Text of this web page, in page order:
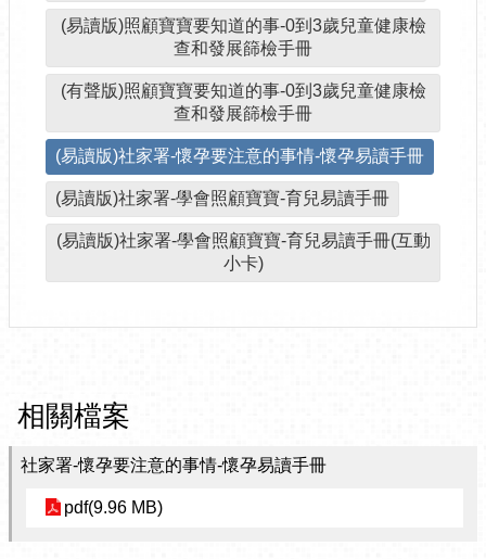
(易讀版)照顧寶寶要知道的事-0到3歲兒童健康檢
查和發展篩檢手冊
(有聲版)照顧寶寶要知道的事-0到3歲兒童健康檢
查和發展篩檢手冊
(易讀版)社家署-懷孕要注意的事情-懷孕易讀手冊
(易讀版)社家署-學會照顧寶寶-育兒易讀手冊
(易讀版)社家署-學會照顧寶寶-育兒易讀手冊(互動
小卡)
相關檔案
社家署-懷孕要注意的事情-懷孕易讀手冊
pdf(9.96 MB)